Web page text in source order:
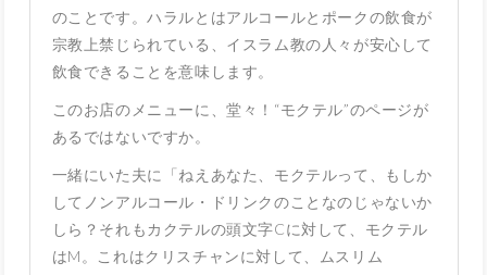
のことです。ハラルとはアルコールとポークの飲食が
宗教上禁じられている、イスラム教の人々が安心して
飲食できることを意味します。
このお店のメニューに、堂々！“モクテル”のページが
あるではないですか。
一緒にいた夫に「ねえあなた、モクテルって、もしか
してノンアルコール・ドリンクのことなのじゃないか
しら？それもカクテルの頭文字Cに対して、モクテル
はM。これはクリスチャンに対して、ムスリム